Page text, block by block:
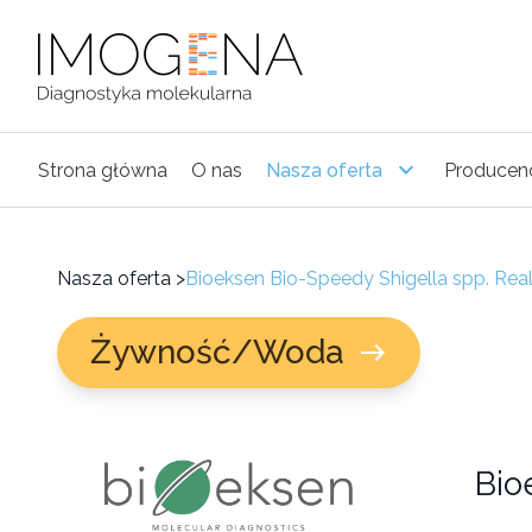
Strona główna O nas Nasza oferta
Nasza oferta >Bioeksen Bio-Speedy Shigella spp.
Żywność/Woda